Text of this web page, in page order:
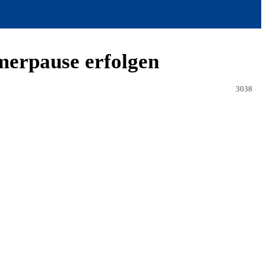
erfolgen
3038